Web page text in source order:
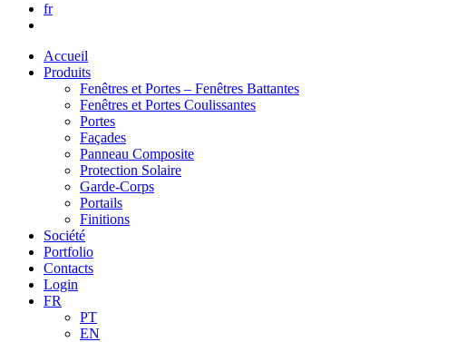
fr
Accueil
Produits
Fenêtres et Portes – Fenêtres Battantes
Fenêtres et Portes Coulissantes
Portes
Façades
Panneau Composite
Protection Solaire
Garde-Corps
Portails
Finitions
Société
Portfolio
Contacts
Login
FR
PT
EN